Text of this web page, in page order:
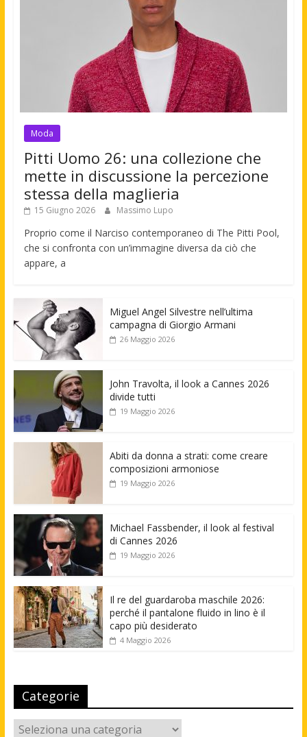
Moda
Pitti Uomo 26: una collezione che
mette in discussione la percezione
stessa della maglieria
15 Giugno 2026 Massimo Lupo
Proprio come il Narciso contemporaneo di The Pitti Pool,
che si confronta con un’immagine diversa da ciò che
appare, a
Miguel Angel Silvestre nell’ultima
campagna di Giorgio Armani
26 Maggio 2026
John Travolta, il look a Cannes 2026
divide tutti
19 Maggio 2026
Abiti da donna a strati: come creare
composizioni armoniose
19 Maggio 2026
Michael Fassbender, il look al festival
di Cannes 2026
19 Maggio 2026
Il re del guardaroba maschile 2026:
perché il pantalone fluido in lino è il
capo più desiderato
4 Maggio 2026
Categorie
Categorie